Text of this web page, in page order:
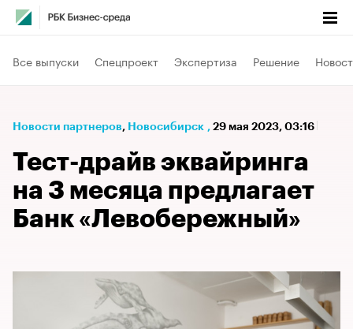
Все выпуски Спецпроект Экспертиза Решение
Новости партнеров⁠, Новосибирск , 29 мая 2023, 03:16
Тест-драйв эквайринга
на 3 месяца предлагает
Банк «Левобережный»